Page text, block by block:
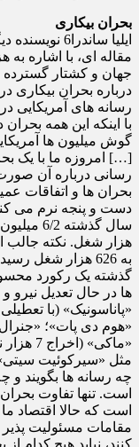
بحران بیکاری
ایلیا
مقاله ای، با اشاره
جهان و کشتار گسترده
درباره بحران بیکاری
رسانه های آمریکایی
با اینکه این همه
گوش میلیون ها
[…] امروزه ما با یک
رسانی درباره آن
بحران ها و اتفاقات
هزار شغل. نکته جالب
گذشته یک رکورد
ها در حال تعدیل
مثل «سیرکوئیت
چه رسانه ها بگویند و
است که حالا اقتصاد
مقامات مسئولیت
کنند، نباید هیچ کدام